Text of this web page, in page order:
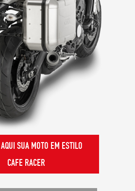
SUA MOTO EM ESTILO
CAFE RACER